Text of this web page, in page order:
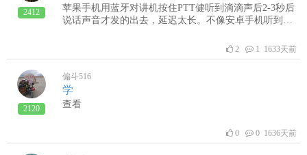
2412
苹果手机用蓝牙对讲机按住PTT健听到滴滴声后2-3秒后
说话声音才发的出去，延迟太长。不像安卓手机听到滴
2 1 1633天前
2120
偏斗516
学
查看
0 0 1636天前